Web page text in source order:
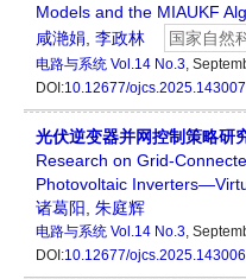
Models and the MIAUKF
咸滟娟, 李政林 国家自然
电路与系统 Vol.14 No.3,
DOI:10.12677/ojcs.2025.143007
光伏逆变器并网控制策略
Research on Grid-
Photovoltaic
诸葛阳, 朱庭辉
电路与系统 Vol.14 No.3,
DOI:10.12677/ojcs.2025.143006